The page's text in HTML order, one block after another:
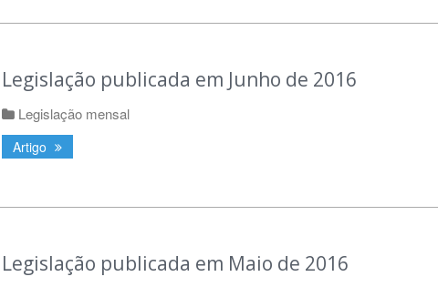
Legislação publicada em Junho de 2016
Legislação mensal
Artigo
Legislação publicada em Maio de 2016